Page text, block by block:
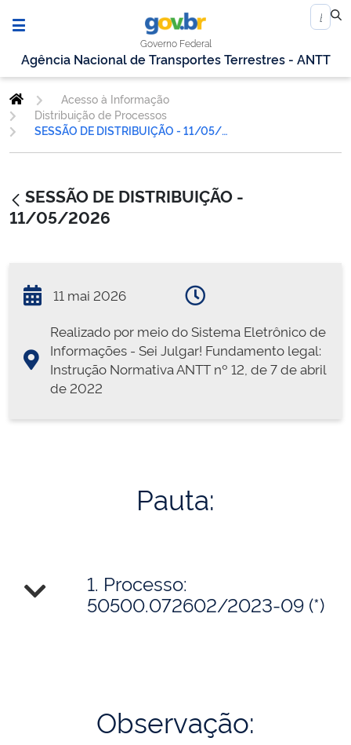
Governo Federal
Agência Nacional de Transportes Terrestres - ANTT
Acesso à Informação
Distribuição de Processos
SESSÃO DE DISTRIBUIÇÃO - 11/05/2026
SESSÃO DE DISTRIBUIÇÃO -
11/05/2026
11 mai 2026
Realizado por meio do Sistema Eletrônico de
Informações - Sei Julgar! Fundamento legal:
Instrução Normativa ANTT nº 12, de 7 de abril
de 2022
Pauta:
1. Processo:
50500.072602/2023-09 (*)
Observação: